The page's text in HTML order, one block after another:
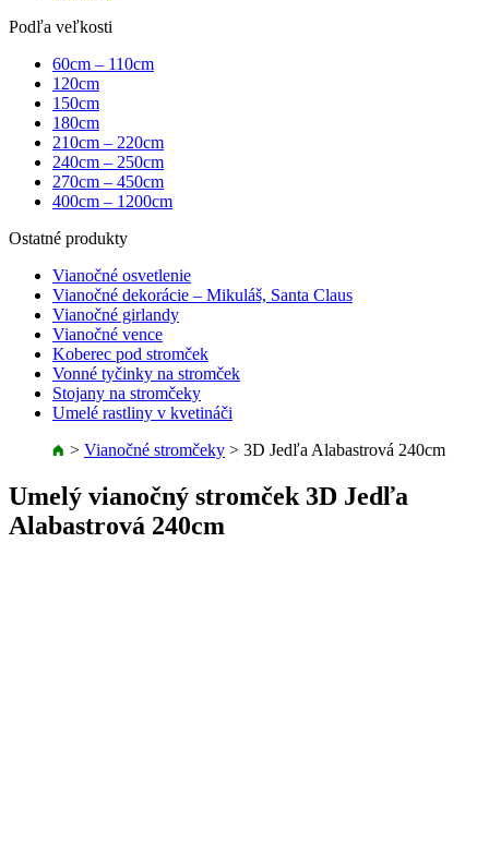
Podľa veľkosti
60cm – 110cm
120cm
150cm
180cm
210cm – 220cm
240cm – 250cm
270cm – 450cm
400cm – 1200cm
Ostatné produkty
Vianočné osvetlenie
Vianočné dekorácie – Mikuláš, Santa Claus
Vianočné girlandy
Vianočné vence
Koberec pod stromček
Vonné tyčinky na stromček
Stojany na stromčeky
Umelé rastliny v kvetináči
> Vianočné stromčeky > 3D Jedľa Alabastrová 240cm
Umelý vianočný stromček 3D Jedľa
Alabastrová 240cm